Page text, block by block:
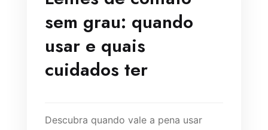
sem grau: quando
usar e quais
cuidados ter
Descubra quando vale a pena usar